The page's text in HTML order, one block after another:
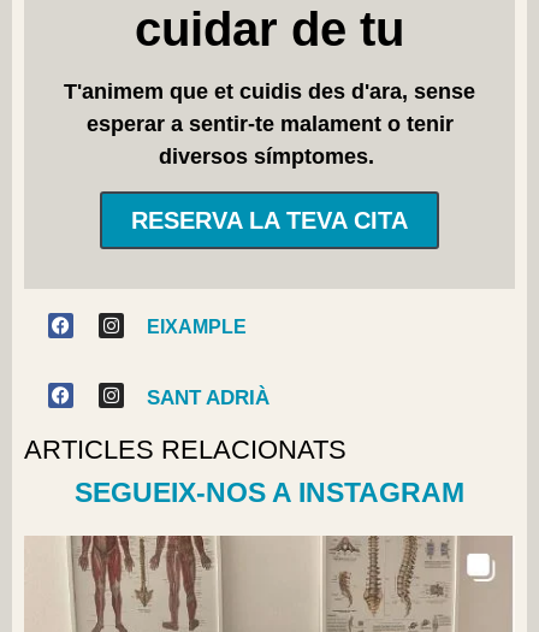
cuidar de tu
T'animem que et cuidis des d'ara, sense
esperar a sentir-te malament o tenir
diversos símptomes.
RESERVA LA TEVA CITA
EIXAMPLE
SANT ADRIÀ
ARTICLES RELACIONATS
SEGUEIX-NOS A INSTAGRAM